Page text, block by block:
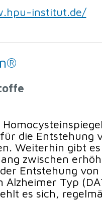
institut.de/
die Entstehung
Weiterhin gibt
zwischen
Entstehung von
Alzheimer Typ
es sich,